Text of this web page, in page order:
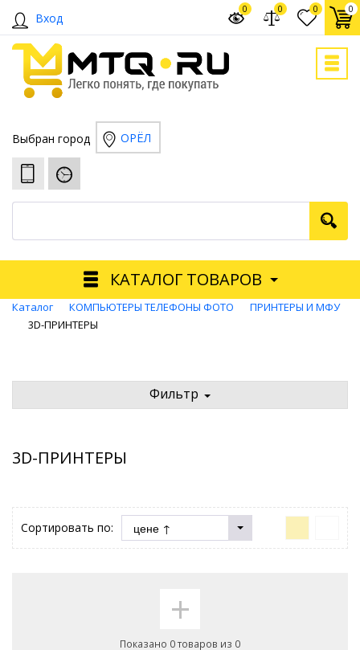
Вход
0 0
0 0
Выбран город ОРЁЛ
КАТАЛОГ ТОВАРОВ
Каталог КОМПЬЮТЕРЫ ТЕЛЕФОНЫ ФОТО
ПРИНТЕРЫ И МФУ
3D-ПРИНТЕРЫ
Фильтр
3D-ПРИНТЕРЫ
Сортировать по:
+
Показано 0 товаров из 0